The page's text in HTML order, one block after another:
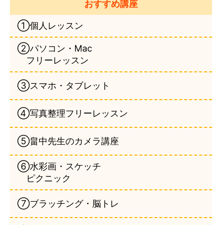
おすすめ講座
①個人レッスン
②パソコン・Mac
フリーレッスン
③スマホ・タブレット
④写真整理フリーレッスン
⑤畠中先生のカメラ講座
⑥水彩画・スケッチ
ピクニック
⑦ブラッチング・脳トレ